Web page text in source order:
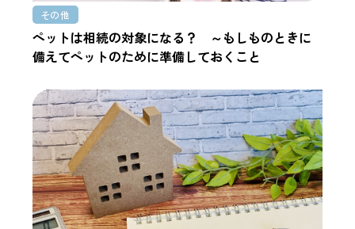
その他
ペットは相続の対象になる？ ～もしものときに
備えてペットのために準備しておくこと